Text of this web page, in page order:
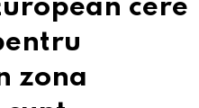
cere
zona